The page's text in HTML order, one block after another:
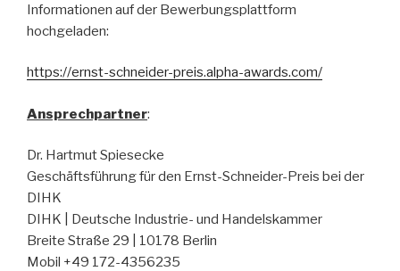
Informationen auf der Bewerbungsplattform
hochgeladen:
https://ernst-schneider-preis.alpha-awards.com/
Ansprechpartner:
Dr. Hartmut Spiesecke
Geschäftsführung für den Ernst-Schneider-Preis bei der
DIHK
DIHK | Deutsche Industrie- und Handelskammer
Breite Straße 29 | 10178 Berlin
Mobil +49 172-4356235